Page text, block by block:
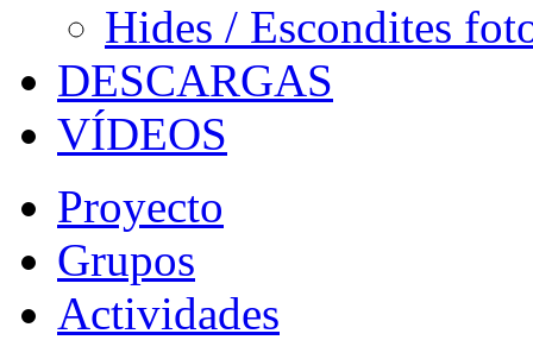
Hides / Escondites
DESCARGAS
VÍDEOS
Proyecto
Grupos
Actividades